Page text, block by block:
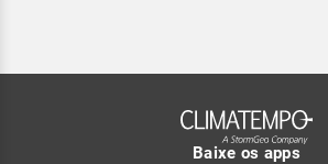
Baixe os apps